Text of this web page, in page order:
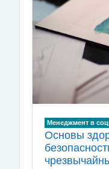
Менеджмент в
Основы